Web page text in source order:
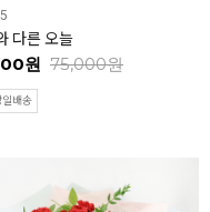
다른 오늘
원 75,000원
배송